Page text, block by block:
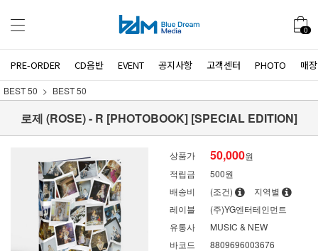
0
PRE-ORDER CD음반 EVENT 공지사항 고객센터 PHOTO 매
BEST 50 BEST 50
로제 (ROSE) - R [PHOTOBOOK] [SPECIAL EDITION]
상품가 50,000원
적립금
500원
배송비
(조건)
지역별
레이블
(주)YG엔터테인먼트
유통사
MUSIC & NEW
바코드
8809696003676